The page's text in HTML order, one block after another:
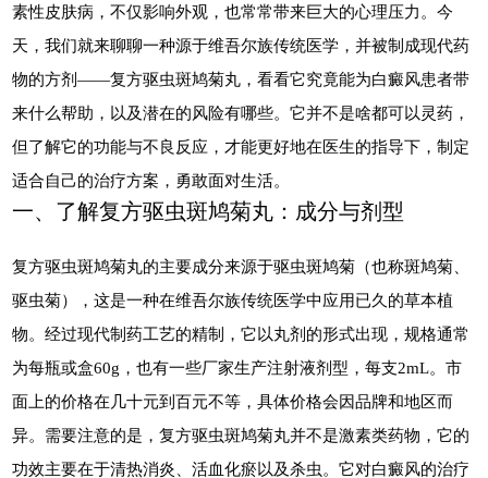
素性皮肤病，不仅影响外观，也常常带来巨大的心理压力。今
天，我们就来聊聊一种源于维吾尔族传统医学，并被制成现代药
物的方剂——复方驱虫斑鸠菊丸，看看它究竟能为白癜风患者带
来什么帮助，以及潜在的风险有哪些。它并不是啥都可以灵药，
但了解它的功能与不良反应，才能更好地在医生的指导下，制定
适合自己的治疗方案，勇敢面对生活。
一、了解复方驱虫斑鸠菊丸：成分与剂型
复方驱虫斑鸠菊丸的主要成分来源于驱虫斑鸠菊（也称斑鸠菊、
驱虫菊），这是一种在维吾尔族传统医学中应用已久的草本植
物。经过现代制药工艺的精制，它以丸剂的形式出现，规格通常
为每瓶或盒60g，也有一些厂家生产注射液剂型，每支2mL。市
面上的价格在几十元到百元不等，具体价格会因品牌和地区而
异。需要注意的是，复方驱虫斑鸠菊丸并不是激素类药物，它的
功效主要在于清热消炎、活血化瘀以及杀虫。它对白癜风的治疗